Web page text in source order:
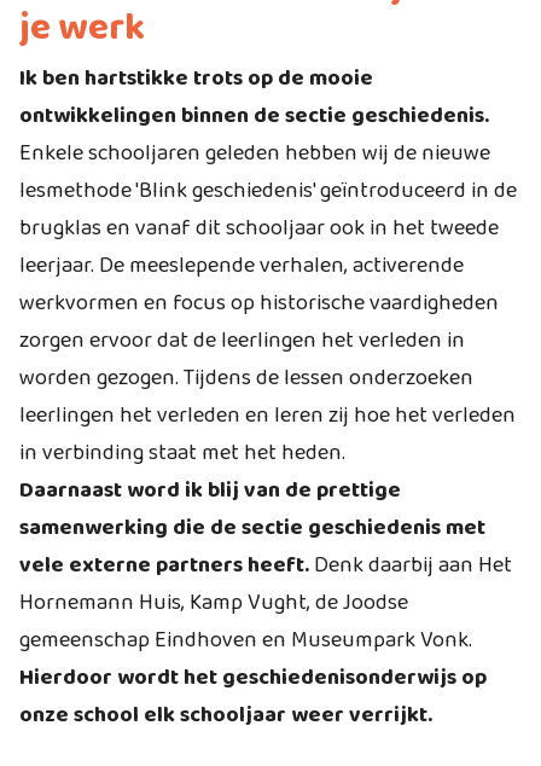
je werk
Ik ben hartstikke trots op de mooie
ontwikkelingen binnen de sectie geschiedenis.
Enkele schooljaren geleden hebben wij de nieuwe
lesmethode 'Blink geschiedenis' geïntroduceerd in de
brugklas en vanaf dit schooljaar ook in het tweede
leerjaar. De meeslepende verhalen, activerende
werkvormen en focus op historische vaardigheden
zorgen ervoor dat de leerlingen het verleden in
worden gezogen. Tijdens de lessen onderzoeken
leerlingen het verleden en leren zij hoe het verleden
in verbinding staat met het heden.
Daarnaast word ik blij van de prettige
samenwerking die de sectie geschiedenis met
vele externe partners heeft.Denk daarbij aan Het
Hornemann Huis, Kamp Vught, de Joodse
gemeenschap Eindhoven en Museumpark Vonk.
Hierdoor wordt het geschiedenisonderwijs op
onze school elk schooljaar weer verrijkt.